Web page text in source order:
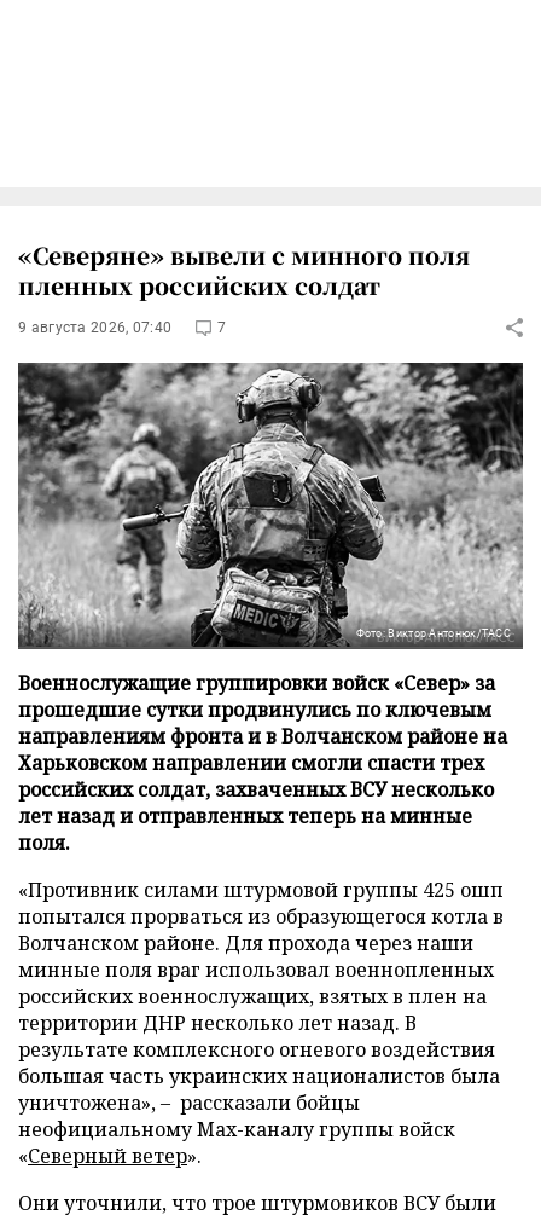
«Северяне» вывели с минного поля
пленных российских солдат
9 августа 2026, 07:40 7
Фото: Виктор Антонюк/ТАСС
Военнослужащие группировки войск «Север» за
прошедшие сутки продвинулись по ключевым
направлениям фронта и в Волчанском районе на
Харьковском направлении смогли спасти трех
российских солдат, захваченных ВСУ несколько
лет назад и отправленных теперь на минные
поля.
«Противник силами штурмовой группы 425 ошп
попытался прорваться из образующегося котла в
Волчанском районе. Для прохода через наши
минные поля враг использовал военнопленных
российских военнослужащих, взятых в плен на
территории ДНР несколько лет назад. В
результате комплексного огневого воздействия
большая часть украинских националистов была
уничтожена», – рассказали бойцы
неофициальному Max-каналу группы войск
«Северный ветер».
Они уточнили, что трое штурмовиков ВСУ были